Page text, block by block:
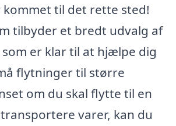
kommet til det rette sted!
tilbyder et bredt udvalg af
er klar til at hjælpe dig
flytninger til større
om du skal flytte til en
varer, kan du